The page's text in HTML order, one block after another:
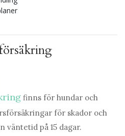
finns för hundar och
för skador och
väntetid på 15 dagar.